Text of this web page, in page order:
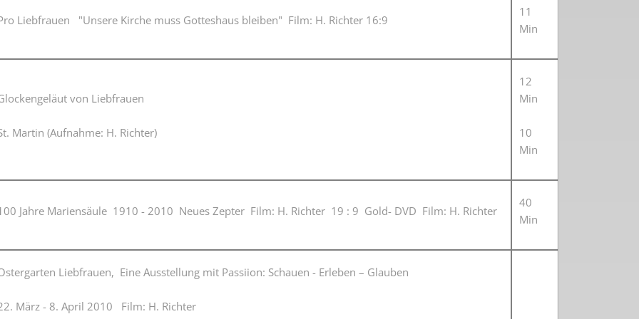
Jüdischer Friedhof
Denkmal-Liste A
Denkmal-Liste B
Denkmal_Liste weitere
Denkmal-Liste Naturdenkmal
öffentliche Gebäude
Filmarchiv
Begegnungen im Blumenthal
Historische Filme
Liebfrauen "Unsere Kirche muss Gotteshaus bleiben" Film: H. Richter 16:9
11
Min
von Liebfrauen
Martin (Aufnahme: H. Richter)
12
Min
10
Min
Jahre Mariensäule 1910 - 2010 Neues Zepter Film: H. Richter 19 : 9 Gold- DVD Film: H. Richter
40
Min
Liebfrauen, Eine Ausstellung mit Passiion: Schauen - Erleben – Glauben
März - 8. April 2010 Film: H. Richter